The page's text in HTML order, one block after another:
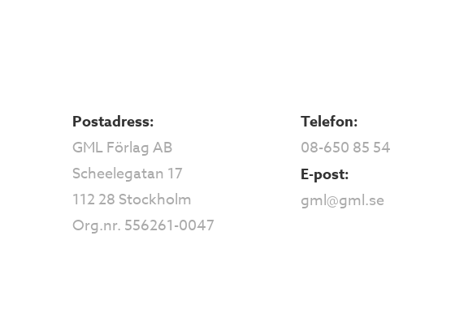
Postadress:
GML Förlag AB
Scheelegatan 17
112 28 Stockholm
Org.nr. 556261-0047
Telefon:
08-650 85 54
E-post:
gml@gml.se